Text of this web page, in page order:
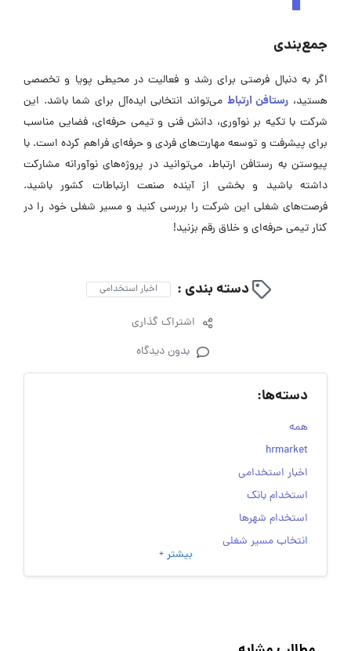
جمع‌بندی
اگر به دنبال فرصتی برای رشد و فعالیت در محیطی پویا و تخصصی
هستید، رستافن ارتباط می‌تواند انتخابی ایده‌آل برای شما باشد. این
شرکت با تکیه بر نوآوری، دانش فنی و تیمی حرفه‌ای، فضایی مناسب
برای پیشرفت و توسعه مهارت‌های فردی و حرفه‌ای فراهم کرده است. با
پیوستن به رستافن ارتباط، می‌توانید در پروژه‌های نوآورانه مشارکت
داشته باشید و بخشی از آینده صنعت ارتباطات کشور باشید.
فرصت‌های شغلی این شرکت را بررسی کنید و مسیر شغلی خود را در
کنار تیمی حرفه‌ای و خلاق رقم بزنید!
دسته بندی : اخبار استخدامی
اشتراک گذاری
بدون دیدگاه
دسته‌ها:
همه
hrmarket
اخبار استخدامی
استخدام بانک
استخدام شهرها
انتخاب مسیر شغلی
به‌روزرسانی‌های سایت (کارجویی)
بیشتر +